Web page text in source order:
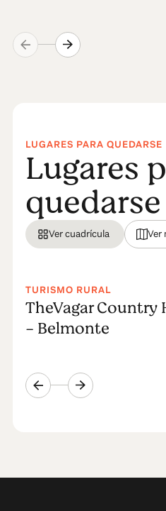
LUGARES PARA QUEDARSE
Lugares
Ver cuadrícula Ver
TURISMO RURAL
TheVagar Country
- Belmonte